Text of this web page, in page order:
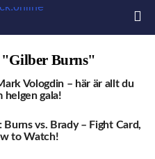
"Gilber Burns"
Vologdin – här är allt du
helgen gala!
Burns vs. Brady – Fight Card,
to Watch!